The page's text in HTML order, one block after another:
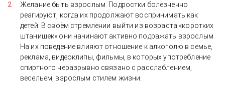
Желание быть взрослым. Подростки болезненно
реагируют, когда их продолжают воспринимать как
детей. В своём стремлении выйти из возраста «коротких
штанишек» они начинают активно подражать взрослым.
На их поведение влияют отношение к алкоголю в семье,
реклама, видеоклипы, фильмы, в которых употребление
спиртного неразрывно связано с расслаблением,
весельем, взрослым стилем жизни.